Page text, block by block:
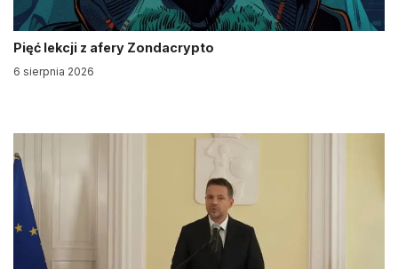
Pięć lekcji z afery Zondacrypto
6 sierpnia 2026